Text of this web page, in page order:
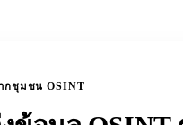
กชุมชน OSINT